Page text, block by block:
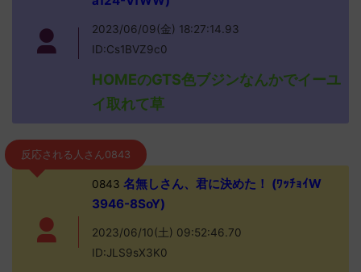
2023/06/09(金) 18:27:14.93
ID:Cs1BVZ9c0
HOMEのGTS色ブジンなんかでイーユ
イ取れて草
反応される人さん0843
0843 名無しさん、君に決めた！ (ﾜｯﾁｮｲW
3946-8SoY)
2023/06/10(土) 09:52:46.70
ID:JLS9sX3K0